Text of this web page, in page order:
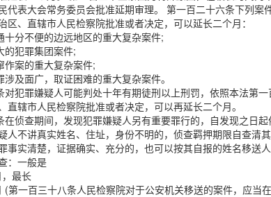
代表大会常务委员会批准延期审理。 第一百二十六条下列
区、直辖市人民检察院批准或者决定，可以延长二个月：
十分不便的边远地区的重大复杂案件;
的犯罪集团案件;
作案的重大复杂案件;
涉及面广，取证困难的重大复杂案件。
对犯罪嫌疑人可能判处十年有期徒刑以上刑罚，依照本法第
直辖市人民检察院批准或者决定，可以再延长二个月。
在侦查期间，发现犯罪嫌疑人另有重要罪行的，自发现之日
人不讲真实姓名、住址，身份不明的，侦查羁押期限自查清
事实清楚，证据确实、充分的，也可以按其自报的姓名移送
：一般是
最长
(第一百三十八条人民检察院对于公安机关移送的案件，应当